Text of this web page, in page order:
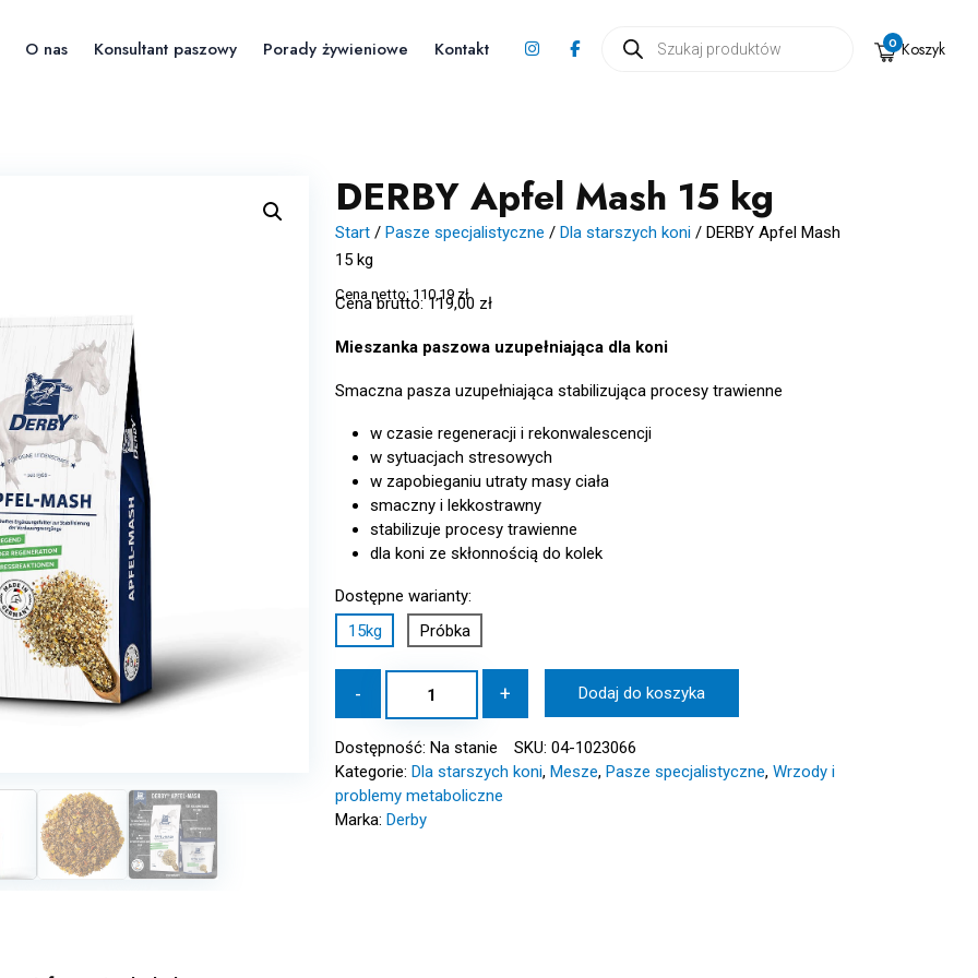
O nas Konsultant paszowy Porady żywieniowe Kontakt
produktów
0 Koszyk
DERBY Apfel Mash 15 kg
Start /Pasze specjalistyczne /Dla starszych koni /DERBY Apfel Mash
15 kg
Cena netto: 110,19 zł
Cena brutto:119,00 zł
Mieszanka paszowa uzupełniająca dla koni
Smaczna pasza uzupełniająca stabilizująca procesy trawienne
w czasie regeneracji i rekonwalescencji
w sytuacjach stresowych
w zapobieganiu utraty masy ciała
smaczny i lekkostrawny
stabilizuje procesy trawienne
dla koni ze skłonnością do kolek
Dostępne warianty:
15kg
Próbka
-
DERBY
Mash
15
kg
+ Dodaj do koszyka
Dostępność:Na stanie SKU:04-1023066
Kategorie:Dla starszych koni,Mesze,Pasze specjalistyczne,Wrzody i
problemy metaboliczne
Marka:Derby